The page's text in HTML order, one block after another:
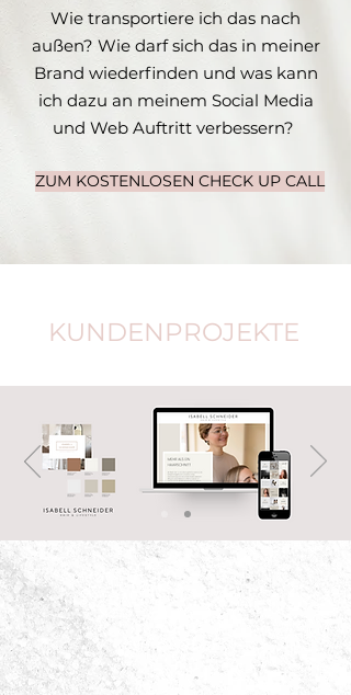
Wie transportiere ich das nach
außen? Wie darf sich das in meiner
Brand wiederfinden und was kann
ich dazu an meinem Social Media
und Web Auftritt verbessern?
ZUM KOSTENLOSEN CHECK UP CALL
KUNDENPROJEKTE